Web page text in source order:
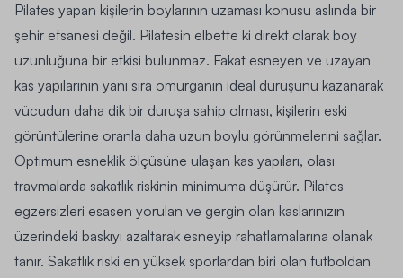
Pilates yapan kişilerin boylarının uzaması konusu aslında bir
şehir efsanesi değil. Pilatesin elbette ki direkt olarak boy
uzunluğuna bir etkisi bulunmaz. Fakat esneyen ve uzayan
kas yapılarının yanı sıra omurganın ideal duruşunu kazanarak
vücudun daha dik bir duruşa sahip olması, kişilerin eski
görüntülerine oranla daha uzun boylu görünmelerini sağlar.
Optimum esneklik ölçüsüne ulaşan kas yapıları, olası
travmalarda sakatlık riskinin minimuma düşürür. Pilates
egzersizleri esasen yorulan ve gergin olan kaslarınızın
üzerindeki baskıyı azaltarak esneyip rahatlamalarına olanak
tanır. Sakatlık riski en yüksek sporlardan biri olan futboldan